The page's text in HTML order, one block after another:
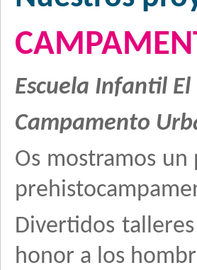
Escuela Infantil El
Campamento
Os mostramos
Divertidos
honor a los